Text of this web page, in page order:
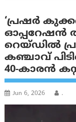
‘പ്രഷര്‍
ഓപ്പറേഷന്‍
റെയ്ഡില്‍
കഞ്ചാവ്
40-കാരന്‍
Jun 6, 2026 .